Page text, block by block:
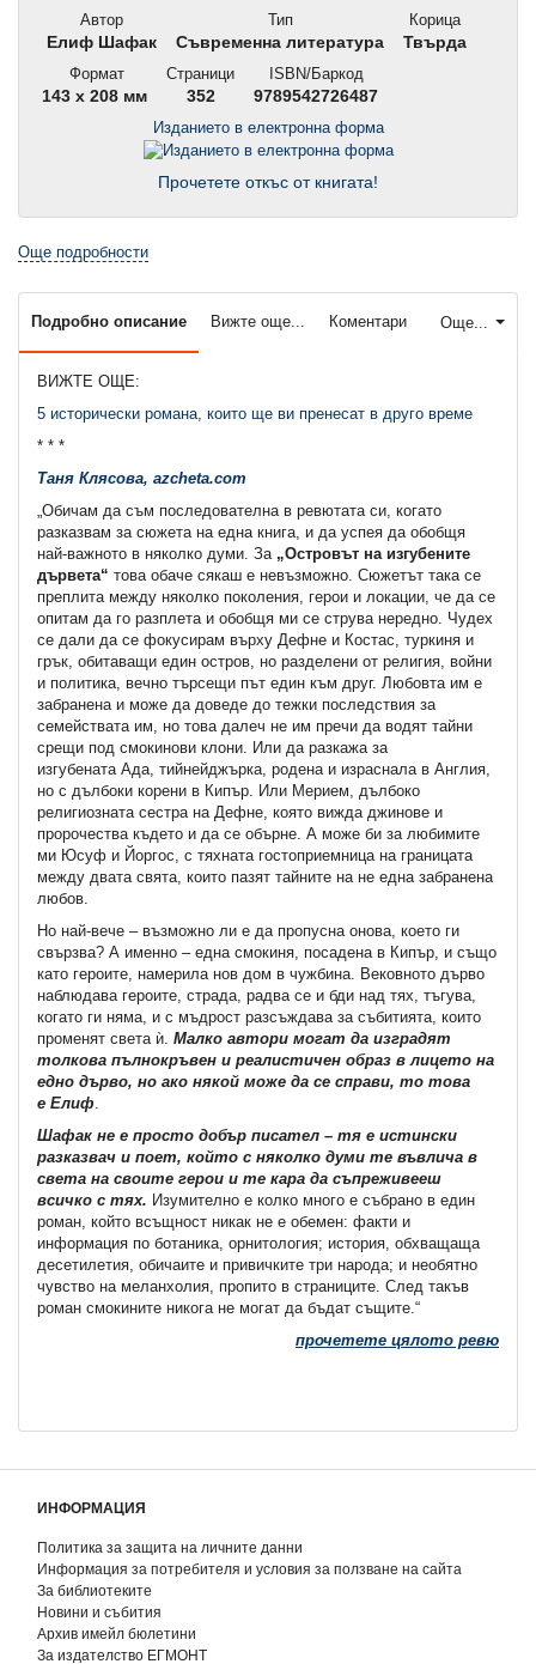
Автор
Елиф Шафак
Тип
Съвременна литература
Корица
Твърда
Формат
143 x 208 мм
Страници
352
ISBN/Баркод
9789542726487
Изданието в електронна форма
Прочетете откъс от книгата!
Още подробности
Още...
Подробно описание Вижте още... Коментари
ВИЖТЕ ОЩЕ:
5 исторически романа, които ще ви пренесат в друго време
* * *
Таня Клясова, azcheta.com
„Обичам да съм последователна в ревютата си, когато
разказвам за сюжета на една книга, и да успея да обобщя
най-важното в няколко думи. За „Островът на изгубените
дървета“ това обаче сякаш е невъзможно. Сюжетът така се
преплита между няколко поколения, герои и локации, че да се
опитам да го разплета и обобщя ми се струва нередно. Чудех
се дали да се фокусирам върху Дефне и Костас, туркиня и
грък, обитаващи един остров, но разделени от религия, войни
и политика, вечно търсещи път един към друг. Любовта им е
забранена и може да доведе до тежки последствия за
семействата им, но това далеч не им пречи да водят тайни
срещи под смокинови клони. Или да разкажа за
изгубената Ада, тийнейджърка, родена и израснала в Англия,
но с дълбоки корени в Кипър. Или Мерием, дълбоко
религиозната сестра на Дефне, която вижда джинове и
пророчества където и да се обърне. А може би за любимите
ми Юсуф и Йоргос, с тяхната гостоприемница на границата
между двата свята, които пазят тайните на не една забранена
любов.
Но най-вече – възможно ли е да пропусна онова, което ги
свързва? А именно – една смокиня, посадена в Кипър, и също
като героите, намерила нов дом в чужбина. Вековното дърво
наблюдава героите, страда, радва се и бди над тях, тъгува,
когато ги няма, и с мъдрост разсъждава за събитията, които
променят света ѝ. Малко автори могат да изградят
толкова пълнокръвен и реалистичен образ в лицето на
едно дърво, но ако някой може да се справи, то това
е Елиф
Шафак не е просто добър писател – тя е истински
разказвач и поет, който с няколко думи те въвлича в
света на своите герои и те кара да съпреживееш
всичко с тях. Изумително е колко много е събрано в един
роман, който всъщност никак не е обемен: факти и
информация по ботаника, орнитология; история, обхващаща
десетилетия, обичаите и привичките три народа; и необятно
чувство на меланхолия, пропито в страниците. След такъв
роман смокините никога не могат да бъдат същите.“
прочетете цялото ревю
ИНФОРМАЦИЯ
Политика за защита на личните данни
Информация за потребителя и условия за ползване на сайта
За библиотеките
Новини и събития
Архив имейл бюлетини
За издателство ЕГМОНТ